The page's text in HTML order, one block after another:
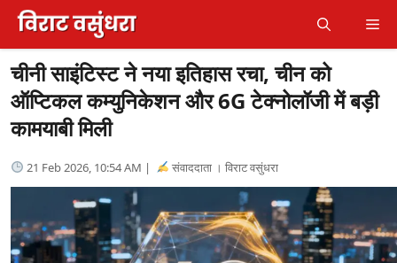
Skip
content
चीनी साइंटिस्ट ने नया इतिहास रचा, चीन को
ऑप्टिकल कम्युनिकेशन और 6G टेक्नोलॉजी में बड़ी
कामयाबी मिली
21 Feb 2026, 10:54 AM | संवाददाता । विराट वसुंधरा